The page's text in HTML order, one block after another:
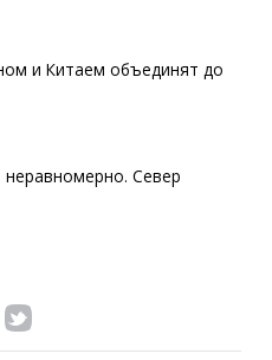
и Китаем объединят до
неравномерно. Север